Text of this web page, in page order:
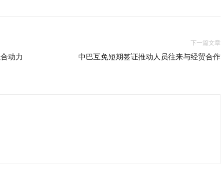
动力
下一篇文章
中巴互免短期签证推动人员往来与经贸合作